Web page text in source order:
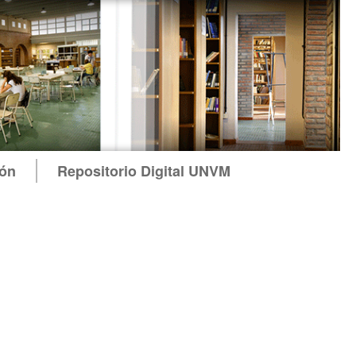
Repositorio Digital UNVM